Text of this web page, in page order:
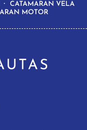
CATAMARAN VELA
MOTOR